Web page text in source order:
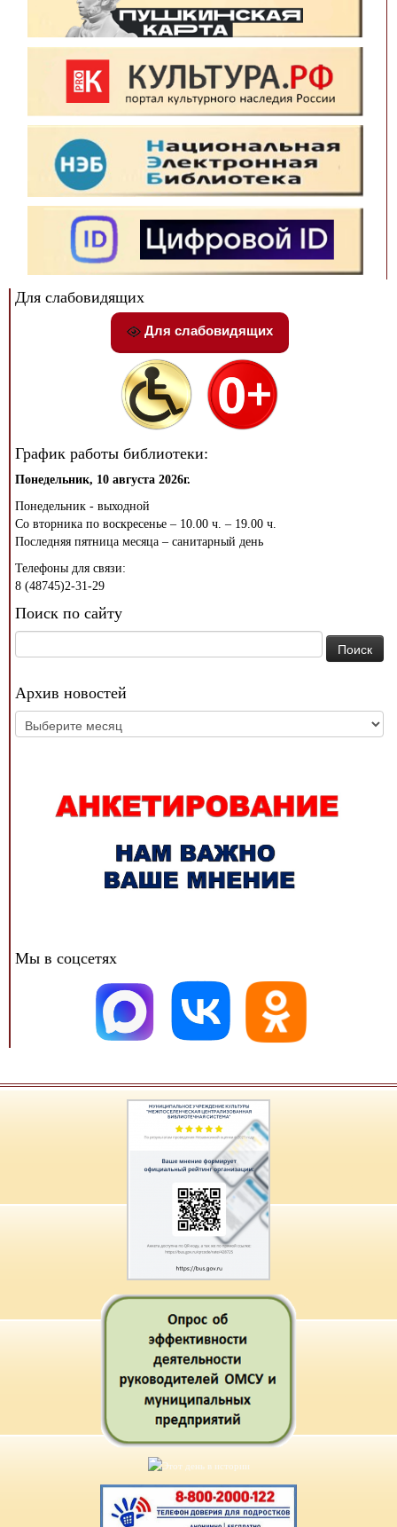
Для слабовидящих
Для слабовидящих
График работы библиотеки:
Понедельник, 10 августа 2026г.
Понедельник - выходной
Со вторника по воскресенье – 10.00 ч. – 19.00 ч.
Последняя пятница месяца – санитарный день
Телефоны для связи:
8 (48745)2-31-29
Поиск по сайту
Архив новостей
Архив
новостей
Мы в соцсетях